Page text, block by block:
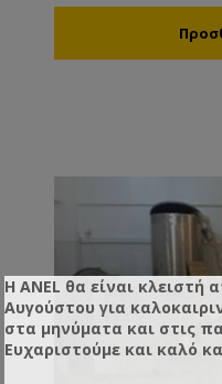
Η ANEL θα είναι κλειστή
Αυγούστου για
στα μηνύματα και στις
Ευχαριστούμε και καλό